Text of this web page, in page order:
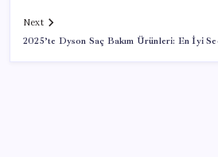
Next
2025’te Dyson Saç Bakım Ürünleri: En İyi